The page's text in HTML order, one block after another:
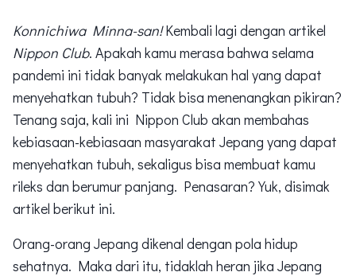
Konnichiwa Minna-san!Kembali lagi dengan artikel
Nippon Club. Apakah kamu merasa bahwa selama
pandemi ini tidak banyak melakukan hal yang dapat
menyehatkan tubuh? Tidak bisa menenangkan pikiran?
Tenang saja, kali ini Nippon Club akan membahas
kebiasaan-kebiasaan masyarakat Jepang yang dapat
menyehatkan tubuh, sekaligus bisa membuat kamu
rileks dan berumur panjang. Penasaran? Yuk, disimak
artikel berikut ini.
Orang-orang Jepang dikenal dengan pola hidup
sehatnya. Maka dari itu, tidaklah heran jika Jepang